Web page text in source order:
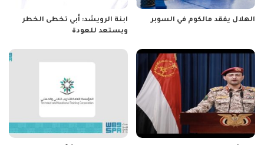
الهلال يفقد مالكوم في السوبر
ابنة الرويشد: أبي تخطى الخطر
ويستعد للعودة